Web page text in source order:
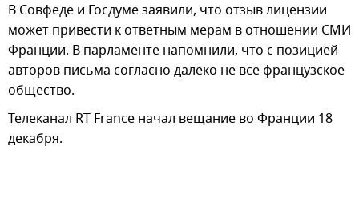
В Совфеде и Госдуме заявили, что отзыв лицензии
может привести к ответным мерам в отношении СМИ
Франции. В парламенте напомнили, что с позицией
авторов письма согласно далеко не все французское
общество.
Телеканал RT France начал вещание во Франции 18
декабря.